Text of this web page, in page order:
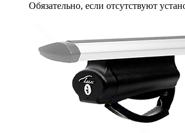
Обязательно, если отсутствуют